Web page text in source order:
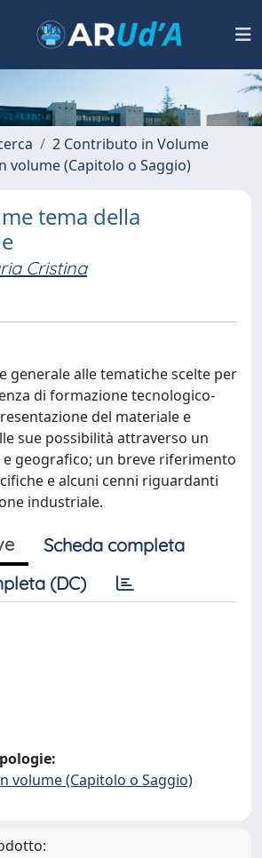
2 Contributo in Volume
volume (Capitolo o Saggio)
tema della
Cristina
generale alle tematiche scelte per
di formazione tecnologico-
del materiale e
sue possibilità attraverso un
geografico; un breve riferimento
e alcuni cenni riguardanti
industriale.
Scheda completa
(DC)
volume (Capitolo o Saggio)